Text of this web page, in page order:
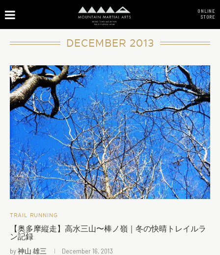
ONLINE
STORE
DECEMBER 2013
TRAIL RUNNING
【奥多摩縦走】高水三山〜棒ノ嶺｜冬の快晴トレイルラ
ン記録
by神山 雄三 December 16, 2013